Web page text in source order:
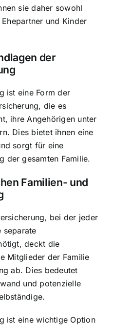
sie daher sowohl
und Kinder
der
ist eine Form der
die es
ihre Angehörigen unter
Dies bietet ihnen eine
sorgt für eine
der gesamten Familie.
Familien- und
bei der jeder
separate
deckt die
Mitglieder der Familie
ab. Dies bedeutet
und potenzielle
ist eine wichtige Option